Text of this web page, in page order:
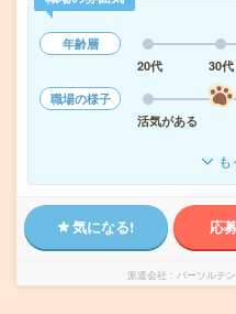
年齢層
20代
30代
職場の様子
活気がある
気になる! 応
派遣会社 パーソルテ